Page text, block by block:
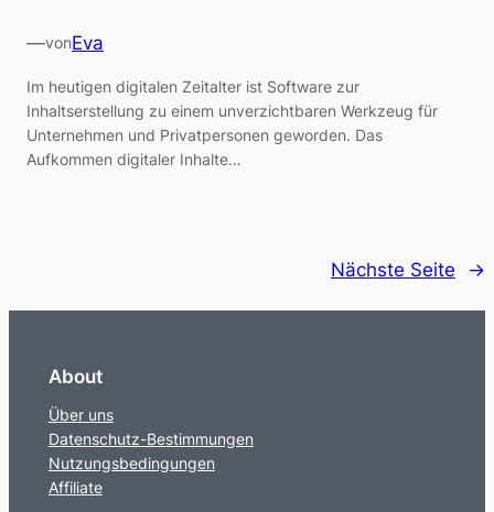
—vonEva
Im heutigen digitalen Zeitalter ist Software zur
Inhaltserstellung zu einem unverzichtbaren Werkzeug für
Unternehmen und Privatpersonen geworden. Das
Aufkommen digitaler Inhalte…
Nächste Seite →
About
Über uns
Datenschutz-Bestimmungen
Nutzungsbedingungen
Affiliate